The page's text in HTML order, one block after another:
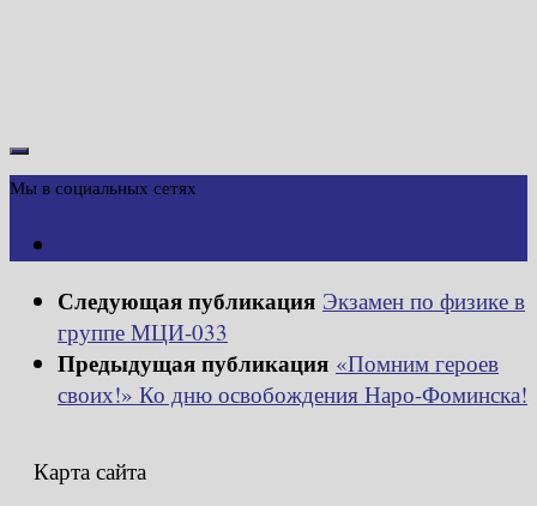
Мы в социальных сетях
Следующая публикация Экзамен по физике в
группе МЦИ-033
Предыдущая публикация «Помним героев
своих!» Ко дню освобождения Наро-Фоминска!
Карта сайта